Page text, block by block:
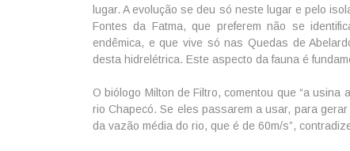
lugar. A evolução se deu só neste lugar e pelo
Fontes da Fatma, que preferem não se
endêmica, e que vive só nas Quedas de
desta hidrelétrica. Este aspecto da fauna é
O biólogo Milton de Filtro, comentou que “a
rio Chapecó. Se eles passarem a usar, para
da vazão média do rio, que é de 60m/s”,